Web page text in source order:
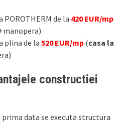
POROTHERM de la 420 EUR/mp
plina de la 520 EUR/mp (casa la
constructiei
prima data se executa structura